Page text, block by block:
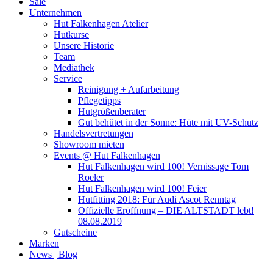
Unternehmen
Hut Falkenhagen Atelier
Hutkurse
Unsere Historie
Team
Mediathek
Service
Reinigung + Aufarbeitung
Pflegetipps
Hutgrößenberater
Gut behütet in der Sonne: Hüte mit UV-Schutz
Handelsvertretungen
Showroom mieten
Events @ Hut Falkenhagen
Hut Falkenhagen wird 100! Vernissage Tom
Roeler
Hut Falkenhagen wird 100! Feier
Hutfitting 2018: Für Audi Ascot Renntag
Offizielle Eröffnung – DIE ALTSTADT lebt!
08.08.2019
Gutscheine
Marken
News | Blog